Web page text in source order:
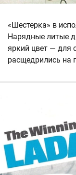
«Шестерка» в
Нарядные литые
яркий цвет — для
расщедрились на